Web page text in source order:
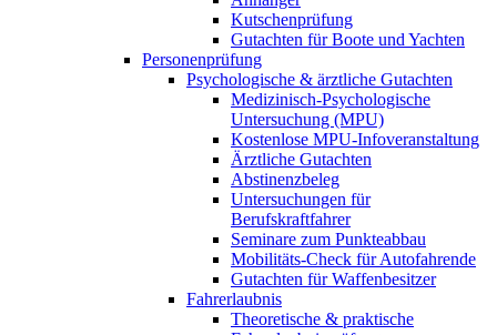
Kutschenprüfung
Gutachten für Boote und Yachten
Personenprüfung
Psychologische & ärztliche Gutachten
Medizinisch-Psychologische
Untersuchung (MPU)
Kostenlose MPU-Infoveranstaltung
Ärztliche Gutachten
Abstinenzbeleg
Untersuchungen für
Berufskraftfahrer
Seminare zum Punkteabbau
Mobilitäts-Check für Autofahrende
Gutachten für Waffenbesitzer
Fahrerlaubnis
Theoretische & praktische